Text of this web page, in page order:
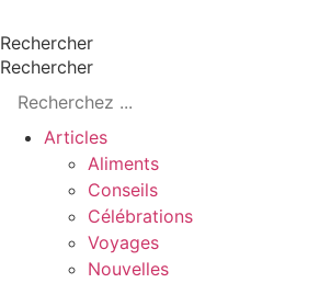
Rechercher
Rechercher
Articles
Aliments
Conseils
Célébrations
Voyages
Nouvelles